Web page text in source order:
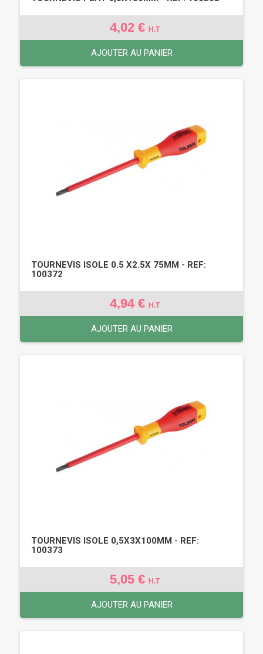
4,02 € H.T
AJOUTER AU PANIER
TOURNEVIS ISOLE 0.5 X2.5X 75MM - REF:
100372
4,94 € H.T
AJOUTER AU PANIER
TOURNEVIS ISOLE 0,5X3X100MM - REF:
100373
5,05 € H.T
AJOUTER AU PANIER